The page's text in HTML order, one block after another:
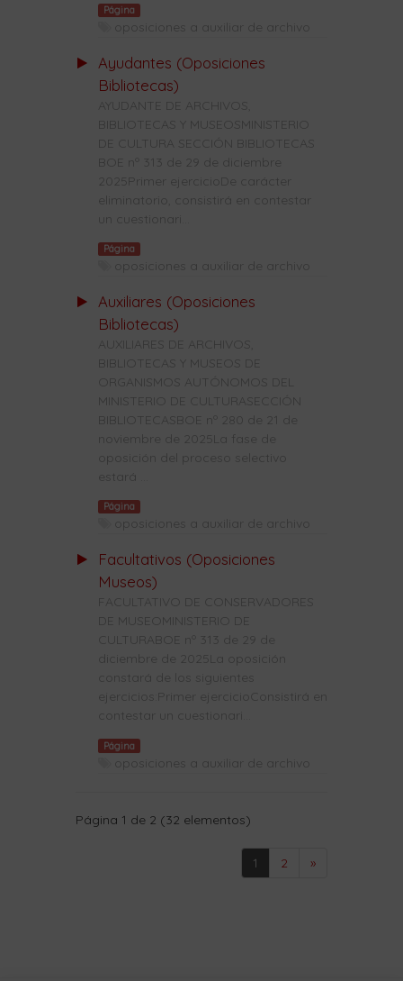
Página
oposiciones a auxiliar de archivo
Ayudantes (Oposiciones
Bibliotecas)
AYUDANTE DE ARCHIVOS,
BIBLIOTECAS Y MUSEOSMINISTERIO
DE CULTURA SECCIÓN BIBLIOTECAS
BOE nº 313 de 29 de diciembre
2025Primer ejercicioDe carácter
eliminatorio, consistirá en contestar
un cuestionari...
Página
oposiciones a auxiliar de archivo
Auxiliares (Oposiciones
Bibliotecas)
AUXILIARES DE ARCHIVOS,
BIBLIOTECAS Y MUSEOS DE
ORGANISMOS AUTÓNOMOS DEL
MINISTERIO DE CULTURASECCIÓN
BIBLIOTECASBOE nº 280 de 21 de
noviembre de 2025La fase de
oposición del proceso selectivo
estará ...
Página
oposiciones a auxiliar de archivo
Facultativos (Oposiciones
Museos)
FACULTATIVO DE CONSERVADORES
DE MUSEOMINISTERIO DE
CULTURABOE nº 313 de 29 de
diciembre de 2025La oposición
constará de los siguientes
ejercicios:Primer ejercicioConsistirá en
contestar un cuestionari...
Página
oposiciones a auxiliar de archivo
Página 1 de 2 (32 elementos)
1 2 »